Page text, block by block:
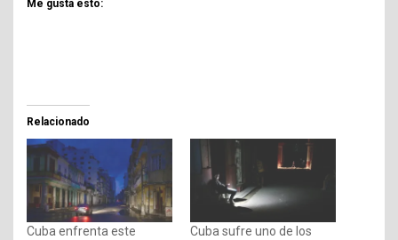
Me gusta esto:
Relacionado
Cuba enfrenta este
Cuba sufre uno de los